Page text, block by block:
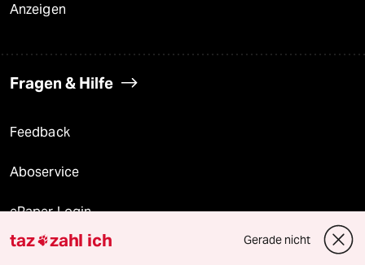
Anzeigen
Fragen & Hilfe
Feedback
Aboservice
ePaper Login
Downloads für Abonnierende
taz zahl ich Gerade nicht